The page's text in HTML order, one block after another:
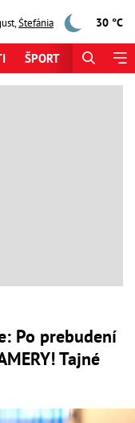
,Štefánia 30 °C
ŠPORT
Po prebudení
Tajné